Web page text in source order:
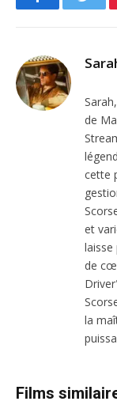
Facebook
de
cette
et
laisse
de
la
Films